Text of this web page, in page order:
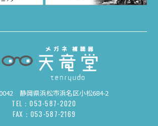
静岡県浜松市浜名区小松684-2
TEL：053-587-2020
FAX：053-587-2169